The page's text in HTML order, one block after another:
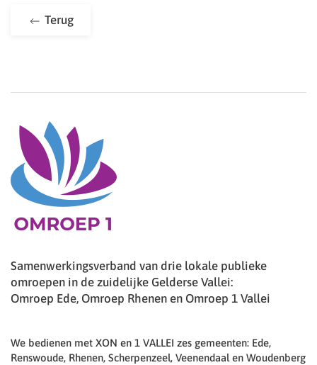
Terug
Samenwerkingsverband van drie lokale publieke
omroepen in de zuidelijke Gelderse Vallei:
Omroep Ede, Omroep Rhenen en Omroep 1 Vallei
We bedienen met XON en 1 VALLEI zes gemeenten: Ede,
Renswoude, Rhenen, Scherpenzeel, Veenendaal en Woudenberg